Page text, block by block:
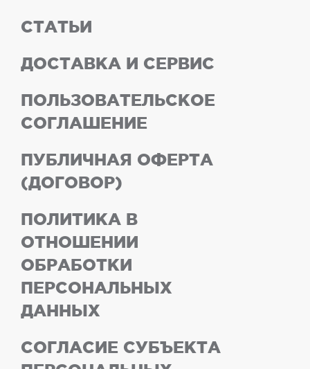
СТАТЬИ
ДОСТАВКА И СЕРВИС
ПОЛЬЗОВАТЕЛЬСКОЕ
СОГЛАШЕНИЕ
ПУБЛИЧНАЯ ОФЕРТА
(ДОГОВОР)
ПОЛИТИКА В
ОТНОШЕНИИ
ОБРАБОТКИ
ПЕРСОНАЛЬНЫХ
ДАННЫХ
СОГЛАСИЕ СУБЪЕКТА